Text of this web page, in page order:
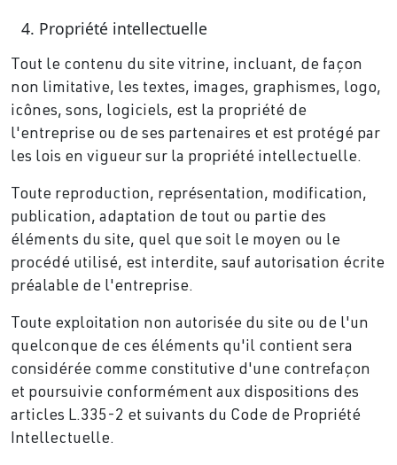
Propriété intellectuelle
Tout le contenu du site vitrine, incluant, de façon
non limitative, les textes, images, graphismes, logo,
icônes, sons, logiciels, est la propriété de
l'entreprise ou de ses partenaires et est protégé par
les lois en vigueur sur la propriété intellectuelle.
Toute reproduction, représentation, modification,
publication, adaptation de tout ou partie des
éléments du site, quel que soit le moyen ou le
procédé utilisé, est interdite, sauf autorisation écrite
préalable de l'entreprise.
Toute exploitation non autorisée du site ou de l'un
quelconque de ces éléments qu'il contient sera
considérée comme constitutive d'une contrefaçon
et poursuivie conformément aux dispositions des
articles L.335-2 et suivants du Code de Propriété
Intellectuelle.